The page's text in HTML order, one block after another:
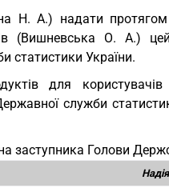
Н. А.) надати
(Вишневська О. А.)
статистики України.
для
служби
заступника Голови